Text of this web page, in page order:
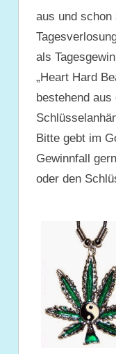
aus und
als
„Heart Hard
bestehend
Bitte gebt im
Gewinnfall
oder den